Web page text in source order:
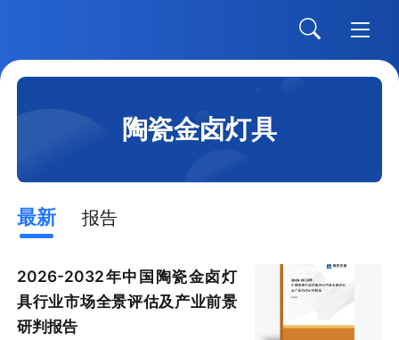
陶瓷金卤灯具
最新 报告
2026-2032年中国陶瓷金卤灯
具行业市场全景评估及产业前景
研判报告